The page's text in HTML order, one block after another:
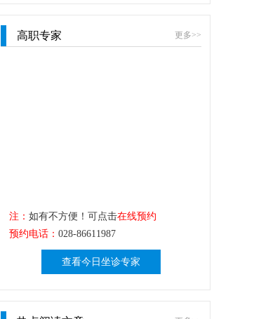
高职专家 更多>>
注： 如有不方便！可点击在线预约
预约电话： 028-86611987
查看今日坐诊专家